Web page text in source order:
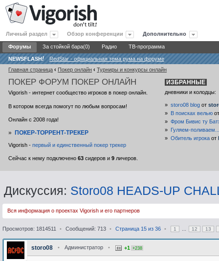
Личный раздел Обзор конференции Дополнительно
Форумы За стойкой бара(0) Радио ТВ-программа
NEWSFLASH!
RedStar - официальная тема рума на форуме
Главная страница ‹ Покер онлайн ‹ Турниры и конкурсы онлайн
ПОКЕР ФОРУМ ПОКЕР ОНЛАЙН
Vigorish - интернет сообщество игроков в покер онлайн.
В котором всегда помогут по любым вопросам!
Онлайн с 2008 года!
»ПОКЕР-ТОРРЕНТ-ТРЕКЕР
Vigorish -первый и единственный покер трекер
Сейчас к нему подключено63 сидеров и9 личеров.
ИЗБРАННЫЕ
дневники и колодцы:
»storo08 blog от
»
В поисках велью
»Фром Бивис ту
»
Гуляем-
»Обитель игрока от
Дискуссия: Storo08 HEADS-UP
Вся информация о проектах Vigorish и его партнеров
Просмотров: 1814511 • Сообщений: 713 • Страница 15из 36 • 1 12 13
storo08 • Администратор • +1 +238